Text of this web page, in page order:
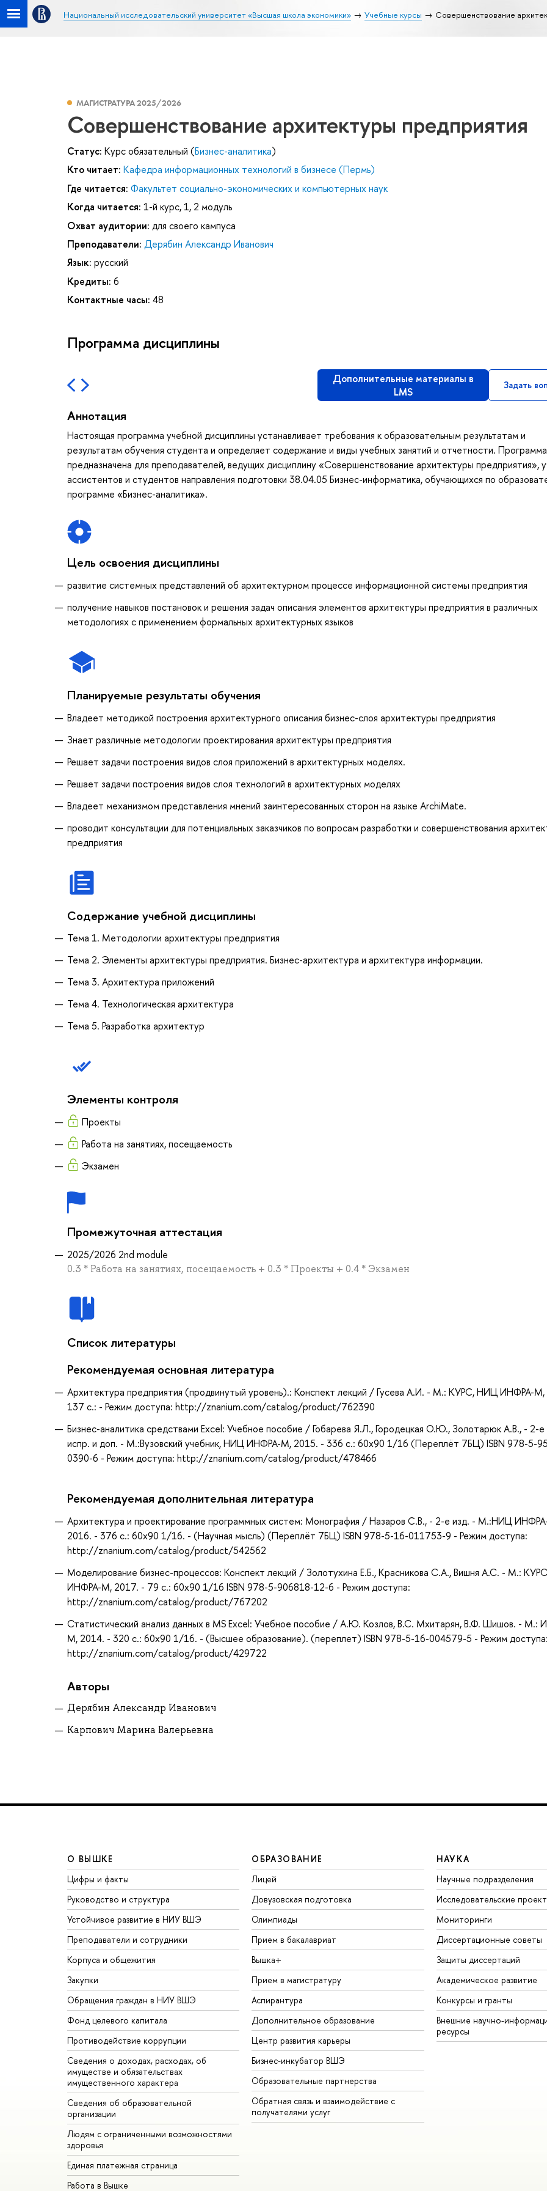
Национальный исследовательский университет «Высшая школа экономики» Учебные курсы Совершенствование
МАГИСТРАТУРА 2025/2026
Совершенствование архитектуры предприятия
Статус: Курс обязательный (Бизнес-аналитика)
Кто читает: Кафедра информационных технологий в бизнесе (Пермь)
Где читается: Факультет социально-экономических и компьютерных наук
Когда читается: 1-й курс, 1, 2 модуль
Охват аудитории: для своего кампуса
Преподаватели: Дерябин Александр Иванович
Язык: русский
Кредиты: 6
Контактные часы: 48
Программа дисциплины
Дополнительные материалы в
LMS
Задать
Аннотация
Настоящая программа учебной дисциплины устанавливает требования к образовательным результатам и
результатам обучения студента и определяет содержание и виды учебных занятий и отчетности. Программа
предназначена для преподавателей, ведущих дисциплину «Совершенствование архитектуры предприятия»,
ассистентов и студентов направления подготовки 38.04.05 Бизнес-информатика, обучающихся по
программе «Бизнес-аналитика».
Цель освоения дисциплины
развитие системных представлений об архитектурном процессе информационной системы предприятия
получение навыков постановок и решения задач описания элементов архитектуры предприятия в различных
методологиях с применением формальных архитектурных языков
Планируемые результаты обучения
Владеет методикой построения архитектурного описания бизнес-слоя архитектуры предприятия
Знает различные методологии проектирования архитектуры предприятия
Решает задачи построения видов слоя приложений в архитектурных моделях.
Решает задачи построения видов слоя технологий в архитектурных моделях
Владеет механизмом представления мнений заинтересованных сторон на языке ArchiMate.
проводит консультации для потенциальных заказчиков по вопросам разработки и совершенствования
предприятия
Содержание учебной дисциплины
Тема 1. Методологии архитектуры предприятия
Тема 2. Элементы архитектуры предприятия. Бизнес-архитектура и архитектура информации.
Тема 3. Архитектура приложений
Тема 4. Технологическая архитектура
Тема 5. Разработка архитектур
Элементы контроля
Проекты
Работа на занятиях, посещаемость
Экзамен
Промежуточная аттестация
2025/2026 2nd module
0.3 * Работа на занятиях, посещаемость + 0.3 * Проекты + 0.4 * Экзамен
Список литературы
Рекомендуемая основная литература
Архитектура предприятия (продвинутый уровень).: Конспект лекций / Гусева А.И. - М.: КУРС, НИЦ ИНФРА-
137 с.: - Режим доступа: http://znanium.com/catalog/product/762390
Бизнес-аналитика средствами Excel: Учебное пособие / Гобарева Я.Л., Городецкая О.Ю., Золотарюк А.В., - 2-е
испр. и доп. - М.:Вузовский учебник, НИЦ ИНФРА-М, 2015. - 336 с.: 60x90 1/16 (Переплёт 7БЦ) ISBN 978-5-
0390-6 - Режим доступа: http://znanium.com/catalog/product/478466
Рекомендуемая дополнительная литература
Архитектура и проектирование программных систем: Монография / Назаров С.В., - 2-е изд. - М.:НИЦ
2016. - 376 с.: 60x90 1/16. - (Научная мысль) (Переплёт 7БЦ) ISBN 978-5-16-011753-9 - Режим доступа:
http://znanium.com/catalog/product/542562
Моделирование бизнес-процессов: Конспект лекций / Золотухина Е.Б., Красникова С.А., Вишня А.С. - М.:
ИНФРА-М, 2017. - 79 с.: 60x90 1/16 ISBN 978-5-906818-12-6 - Режим доступа:
http://znanium.com/catalog/product/767202
Статистический анализ данных в MS Excel: Учебное пособие / А.Ю. Козлов, В.С. Мхитарян, В.Ф. Шишов. - М.:
М, 2014. - 320 с.: 60x90 1/16. - (Высшее образование). (переплет) ISBN 978-5-16-004579-5 - Режим доступа:
http://znanium.com/catalog/product/429722
Авторы
Дерябин Александр Иванович
Карпович Марина Валерьевна
О ВЫШКЕ
Цифры и факты
Руководство и структура
Устойчивое развитие в НИУ ВШЭ
Преподаватели и сотрудники
Корпуса и общежития
Закупки
Обращения граждан в НИУ ВШЭ
Фонд целевого капитала
Противодействие коррупции
Сведения о доходах, расходах, об
имуществе и обязательствах
имущественного характера
Сведения об образовательной
организации
Людям с ограниченными возможностями
здоровья
Единая платежная страница
Работа в Вышке
ОБРАЗОВАНИЕ
Лицей
Довузовская подготовка
Олимпиады
Прием в бакалавриат
Вышка+
Прием в магистратуру
Аспирантура
Дополнительное образование
Центр развития карьеры
Бизнес-инкубатор ВШЭ
Образовательные партнерства
Обратная связь и взаимодействие с
получателями услуг
НАУКА
Научные подразделения
Исследовательские
Мониторинги
Диссертационные советы
Защиты диссертаций
Академическое развитие
Конкурсы и гранты
Внешние научно-
ресурсы